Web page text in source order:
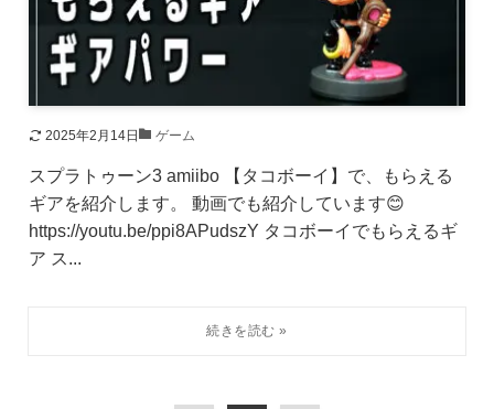
2025年2月14日 ゲーム
スプラトゥーン3 amiibo 【タコボーイ】で、もらえる
ギアを紹介します。 動画でも紹介しています😊
https://youtu.be/ppi8APudszY タコボーイでもらえるギ
ア ス...